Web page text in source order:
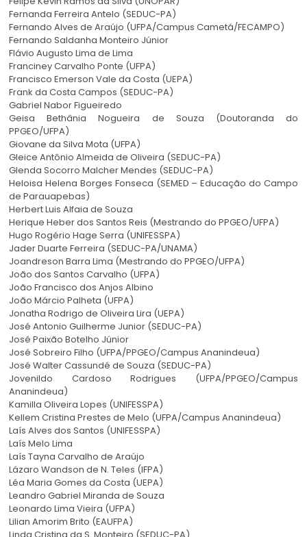
Fernanda Ferreira Antelo (SEDUC-PA)
Fernando Alves de Araújo (UFPA/Campus Cametá/FECAMPO)
Fernando Saldanha Monteiro Júnior
Flávio Augusto Lima de Lima
Franciney Carvalho Ponte (UFPA)
Francisco Emerson Vale da Costa (UEPA)
Frank da Costa Campos (SEDUC-PA)
Gabriel Nabor Figueiredo
Geisa Bethânia Nogueira de Souza (Doutoranda do
PPGEO/UFPA)
Giovane da Silva Mota (UFPA)
Gleice Antônio Almeida de Oliveira (SEDUC-PA)
Glenda Socorro Malcher Mendes (SEDUC-PA)
Heloisa Helena Borges Fonseca (SEMED – Educação do Campo
de Parauapebas)
Herbert Luis Alfaia de Souza
Herique Heber dos Santos Reis (Mestrando do PPGEO/UFPA)
Hugo Rogério Hage Serra (UNIFESSPA)
Jader Duarte Ferreira (SEDUC-PA/UNAMA)
Joandreson Barra Lima (Mestrando do PPGEO/UFPA)
João dos Santos Carvalho (UFPA)
João Francisco dos Anjos Albino
João Márcio Palheta (UFPA)
Jonatha Rodrigo de Oliveira Lira (UEPA)
José Antonio Guilherme Junior (SEDUC-PA)
José Paixão Botelho Júnior
José Sobreiro Filho (UFPA/PPGEO/Campus Ananindeua)
José Walter Cassundé de Souza (SEDUC-PA)
Jovenildo Cardoso Rodrigues (UFPA/PPGEO/Campus
Ananindeua)
Kamilla Oliveira Lopes (UNIFESSPA)
Kellem Cristina Prestes de Melo (UFPA/Campus Ananindeua)
Laís Alves dos Santos (UNIFESSPA)
Laís Melo Lima
Laís Tayna Carvalho de Araújo
Lázaro Wandson de N. Teles (IFPA)
Léa Maria Gomes da Costa (UEPA)
Leandro Gabriel Miranda de Souza
Leonardo Lima Vieira (UFPA)
Lilian Amorim Brito (EAUFPA)